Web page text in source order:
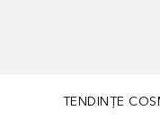
TENDINȚE